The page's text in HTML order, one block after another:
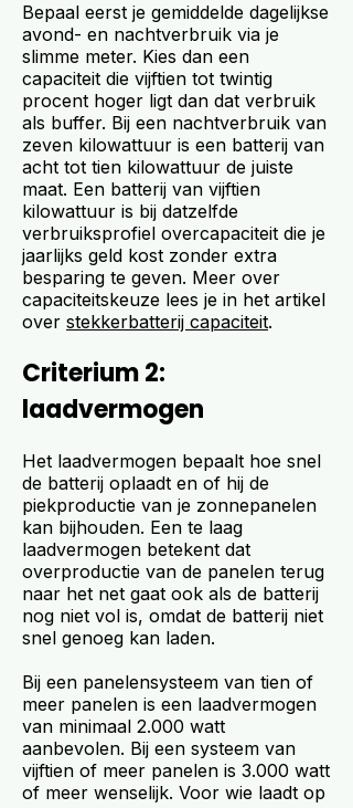
Bepaal eerst je gemiddelde dagelijkse
avond- en nachtverbruik via je
slimme meter. Kies dan een
capaciteit die vijftien tot twintig
procent hoger ligt dan dat verbruik
als buffer. Bij een nachtverbruik van
zeven kilowattuur is een batterij van
acht tot tien kilowattuur de juiste
maat. Een batterij van vijftien
kilowattuur is bij datzelfde
verbruiksprofiel overcapaciteit die je
jaarlijks geld kost zonder extra
besparing te geven. Meer over
capaciteitskeuze lees je in het artikel
over stekkerbatterij capaciteit.
Criterium 2:
laadvermogen
Het laadvermogen bepaalt hoe snel
de batterij oplaadt en of hij de
piekproductie van je zonnepanelen
kan bijhouden. Een te laag
laadvermogen betekent dat
overproductie van de panelen terug
naar het net gaat ook als de batterij
nog niet vol is, omdat de batterij niet
snel genoeg kan laden.
Bij een panelensysteem van tien of
meer panelen is een laadvermogen
van minimaal 2.000 watt
aanbevolen. Bij een systeem van
vijftien of meer panelen is 3.000 watt
of meer wenselijk. Voor wie laadt op